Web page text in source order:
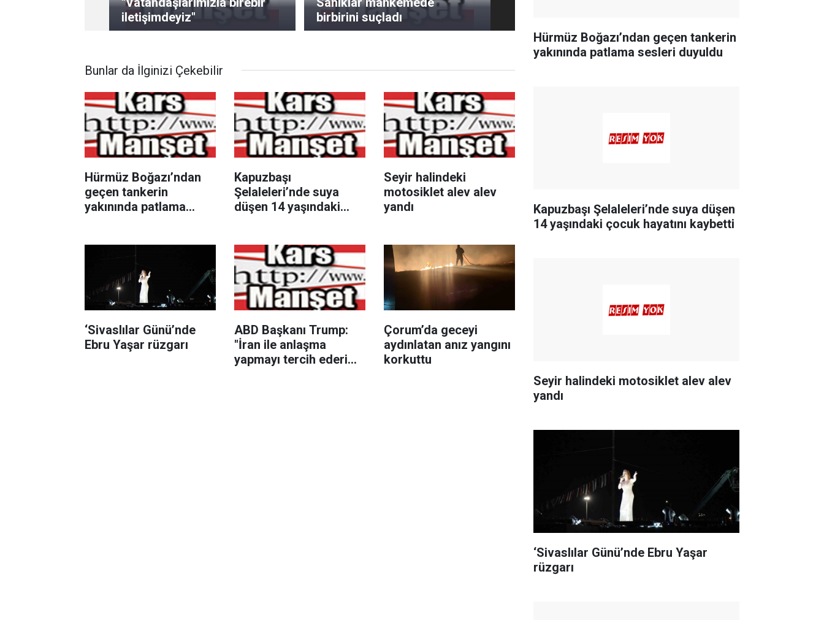
iletişimdeyiz"
birbirini suçladı
Bunlar da İlginizi Çekebilir
Hürmüz Boğazı’ndan
geçen tankerin
yakınında patlama
Kapuzbaşı
Şelaleleri’nde suya
düşen 14 yaşındaki
Seyir halindeki
motosiklet alev alev
yandı
‘Sivaslılar Günü’nde
Ebru Yaşar rüzgarı
ABD Başkanı Trump:
"İran ile anlaşma
yapmayı tercih ederim
Çorum’da geceyi
aydınlatan anız yangını
korkuttu
Hürmüz Boğazı’ndan geçen tankerin
yakınında patlama sesleri duyuldu
Kapuzbaşı Şelaleleri’nde suya düşen
14 yaşındaki çocuk hayatını kaybetti
Seyir halindeki motosiklet alev alev
yandı
‘Sivaslılar Günü’nde Ebru Yaşar
rüzgarı